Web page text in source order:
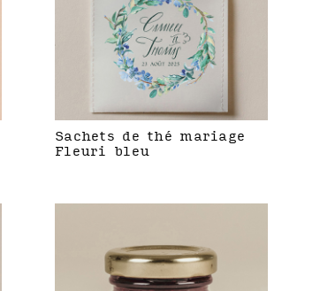
Sachets de thé mariage
Fleuri bleu